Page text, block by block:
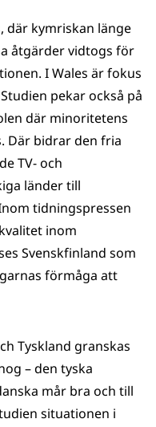
där kymriskan länge
åtgärder vidtogs för
I Wales är fokus
pekar också på
där minoritetens
Där bidrar den fria
TV- och
länder till
tidningspressen
inom
Svenskfinland som
förmåga att
Tyskland granskas
– den tyska
mår bra och till
situationen i